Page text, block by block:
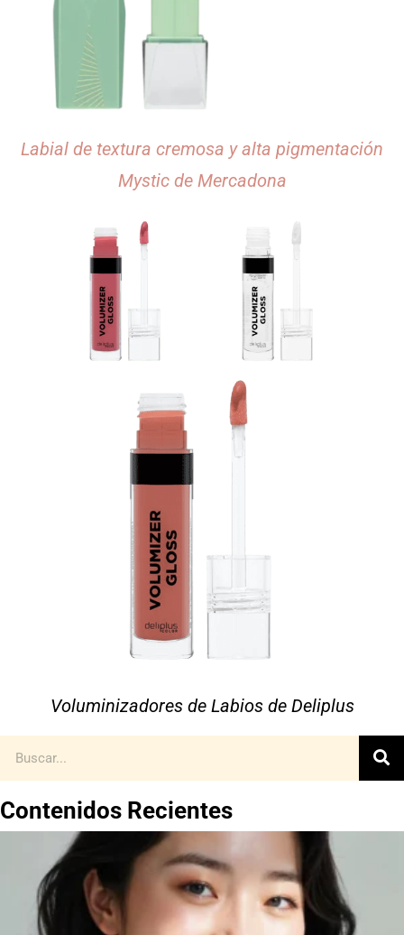
Labial de textura cremosa y alta pigmentación
Mystic de Mercadona
Voluminizadores de Labios de Deliplus
Contenidos Recientes